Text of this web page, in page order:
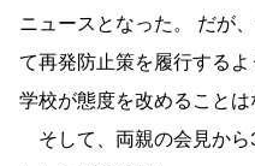
ニュースとなった。 だが
て再発防止策を履行するよ
学校が態度を改めることは
そして、両親の会見から